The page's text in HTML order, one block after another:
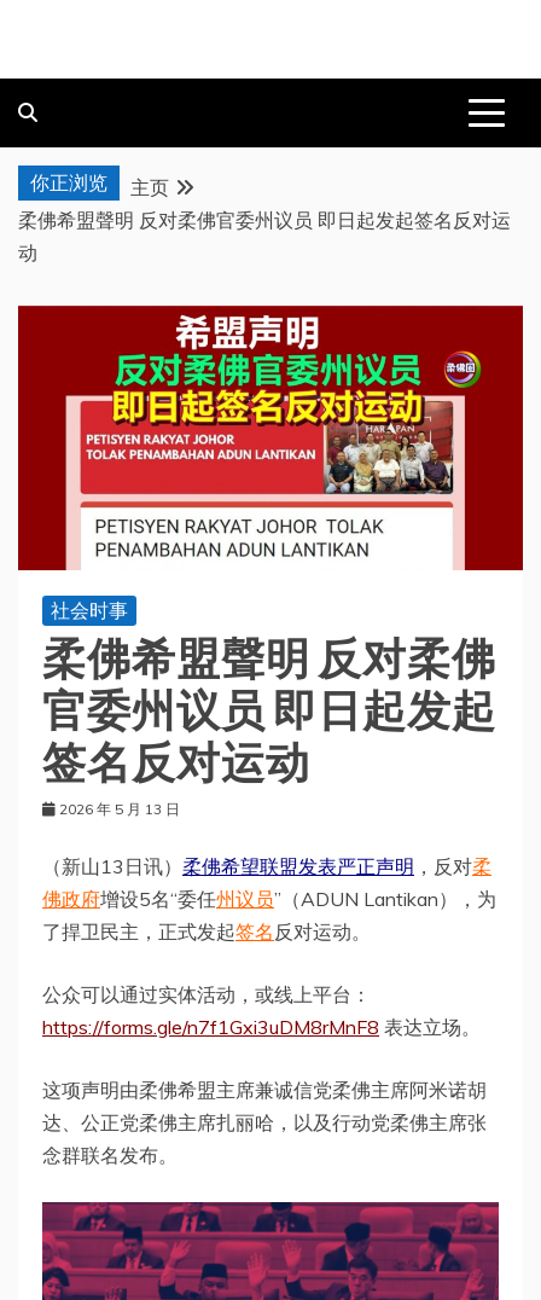
你正浏览
主页
柔佛希盟聲明 反对柔佛官委州议员 即日起发起签名反对运
动
社会时事
柔佛希盟聲明 反对柔佛
官委州议员 即日起发起
签名反对运动
2026 年 5 月 13 日
（新山13日讯） 柔佛希望联盟发表严正声明 ，反对柔
佛政府增设5名“委任州议员”（ADUN Lantikan），为
了捍卫民主，正式发起签名 反对运动。
公众可以通过实体活动，或线上平台：
https://forms.gle/n7f1Gxi3uDM8rMnF8 表达立场。
这项声明由柔佛希盟主席兼诚信党柔佛主席阿米诺胡
达、公正党柔佛主席扎丽哈，以及行动党柔佛主席张
念群联名发布。